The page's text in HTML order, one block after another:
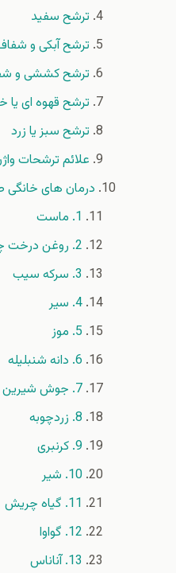
ترشح سفید
ترشح آبکی و
ترشح کششی و
ترشح قهوه ای یا
ترشح سبز یا زرد
علائم ترشحات
درمان های خانگی
1. ماست
2. روغن درخت چای
3. سرکه سیب
4. سیر
5. موز
6. دانه شنبلیله
7. جوش شیرین
8. زردچوبه
9. کرنبری
10. شیر
11. گیاه چریش
12. گواوا
13. آناناس